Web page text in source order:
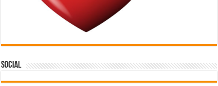
Social